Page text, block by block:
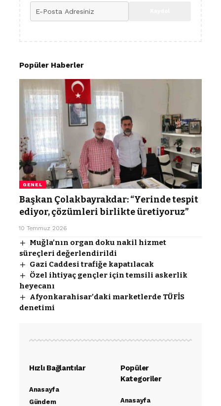
Popüler Haberler
GENEL
Başkan Çolakbayrakdar: “Yerinde tespit
ediyor, çözümleri birlikte üretiyoruz”
10 Temmuz 2026
Muğla’nın organ doku nakil hizmet
süreçleri değerlendirildi
Gazi Caddesi trafiğe kapatılacak
Özel ihtiyaç gençler için temsili askerlik
heyecanı
Afyonkarahisar’daki marketlerde TÜFİS
denetimi
Hızlı Bağlantılar
Anasayfa
Gündem
Popüler
Kategoriler
Anasayfa